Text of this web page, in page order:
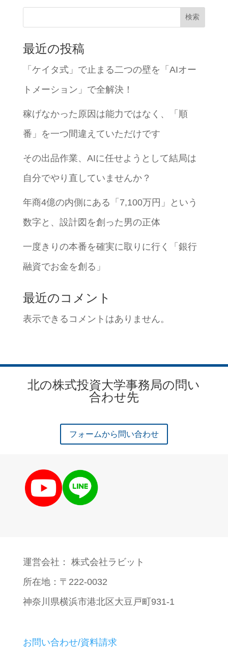
検索
最近の投稿
「ケイタ式」で止まる二つの壁を「AIオー
トメーション」で全解決！
稼げなかった原因は能力ではなく、「順
番」を一つ間違えていただけです
その出品作業、AIに任せようとして結局は
自分でやり直していませんか？
年商4億の内側にある「7,100万円」という
数字と、設計図を創った男の正体
一度きりの本番を確実に取りに行く「銀行
融資でお金を創る」
最近のコメント
表示できるコメントはありません。
北の株式投資大学事務局の問い
合わせ先
フォームから問い合わせ
運営会社： 株式会社ラビット
所在地：〒222-0032
神奈川県横浜市港北区大豆戸町931-1
お問い合わせ/資料請求